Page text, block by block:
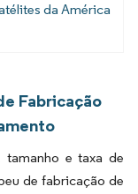
da América
Fabricação
tamanho e taxa de
de fabricação de